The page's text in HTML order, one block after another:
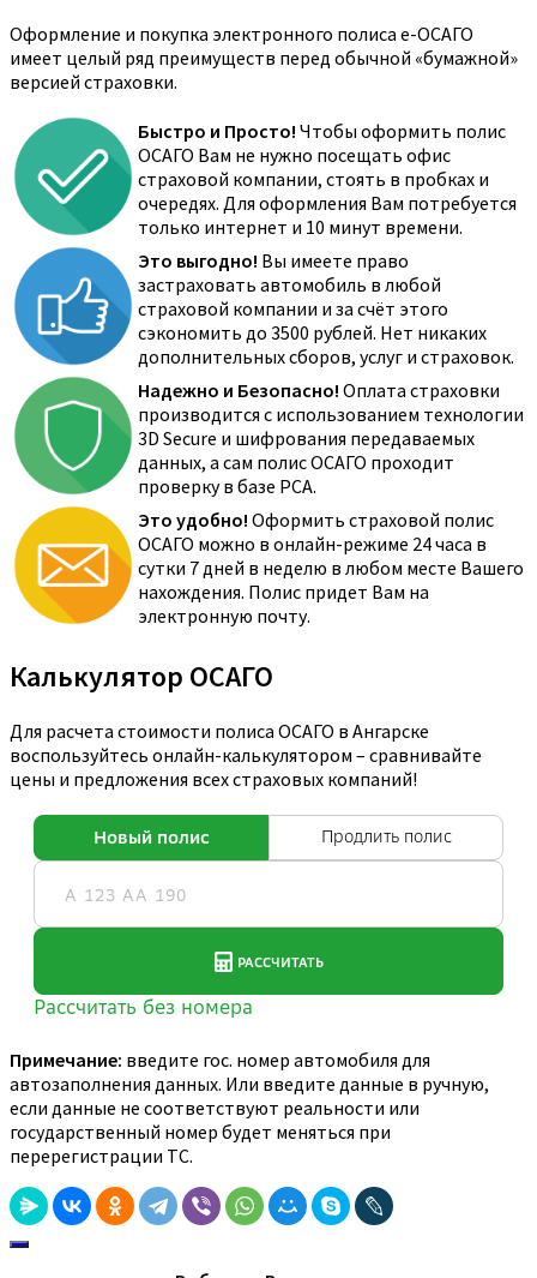
Оформление и покупка электронного полиса е-ОСАГО
имеет целый ряд преимуществ перед обычной «бумажной»
версией страховки.
Быстро и Просто! Чтобы оформить полис
ОСАГО Вам не нужно посещать офис
страховой компании, стоять в пробках и
очередях. Для оформления Вам потребуется
только интернет и 10 минут времени.
Это выгодно! Вы имеете право
застраховать автомобиль в любой
страховой компании и за счёт этого
сэкономить до 3500 рублей. Нет никаких
дополнительных сборов, услуг и страховок.
Надежно и Безопасно! Оплата страховки
производится с использованием технологии
3D Secure и шифрования передаваемых
данных, а сам полис ОСАГО проходит
проверку в базе РСА.
Это удобно! Оформить страховой полис
ОСАГО можно в онлайн-режиме 24 часа в
сутки 7 дней в неделю в любом месте Вашего
нахождения. Полис придет Вам на
электронную почту.
Калькулятор ОСАГО
Для расчета стоимости полиса ОСАГО в Ангарске
воспользуйтесь онлайн-калькулятором – сравнивайте
цены и предложения всех страховых компаний!
Примечание: введите гос. номер автомобиля для
автозаполнения данных. Или введите данные в ручную,
если данные не соответствуют реальности или
государственный номер будет меняться при
перерегистрации ТС.